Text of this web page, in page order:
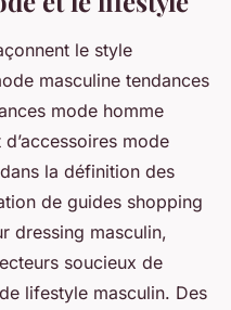
le style
masculine tendances
mode homme
mode
la définition des
de guides shopping
dressing masculin,
soucieux de
lifestyle masculin. Des